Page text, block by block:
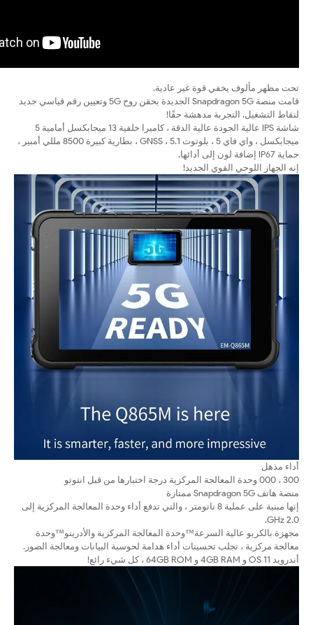
تحت مظهر مألوف يخفي قوة غير عادية.
قامت منصة Snapdragon 5G الجديدة بحقن روح 5G وتعيين رقم قياسي جديد
لنقاط التشغيل. التجربة مدهشة حقًا!
شاشة IPS عالية الجودة عالية الدقة ، كاميرا خلفية 13 ميجابكسل أمامية 5
ميجابكسل ، واي فاي 5 ، بلوتوث 5.1 ، GNSS ، بطارية كبيرة 8500 مللي أمبير ،
حماية IP67 إضافة لون إلى أدائها.
إنه الجهاز اللوحي القوي الجديد!
أداء مذهل
300 ، 000 وحدة المعالجة المركزية درجة اختبارها من قبل انتوتو
منصة هاتف Snapdragon 5G ممتازة
إنها مبنية على عملية 8 نانومتر ، والتي تدفع أداء وحدة المعالجة المركزية إلى
2.0 GHz.
مجهزة بالكريو عالية السرعة™وحدة المعالجة المركزية والأدرينو™وحدة
معالجة مركزية ، تجلب تحسينات أداء هدامة لحوسبة البيانات ومعالجة الصور.
أندرويد 11 OS و 4GB RAM و 64GB ROM ، كل شيء رائع!